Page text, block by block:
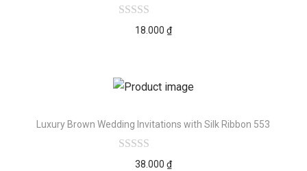
18.000 ₫
Luxury Brown Wedding Invitations with Silk Ribbon 553
38.000 ₫